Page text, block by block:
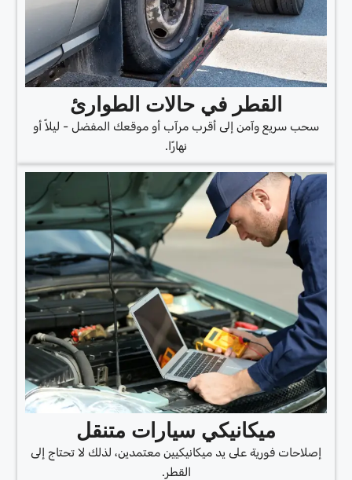
القطر في حالات الطوارئ
سحب سريع وآمن إلى أقرب مرآب أو موقعك المفضل - ليلاً أو
نهارًا.
ميكانيكي سيارات متنقل
إصلاحات فورية على يد ميكانيكيين معتمدين، لذلك لا تحتاج إلى
القطر.